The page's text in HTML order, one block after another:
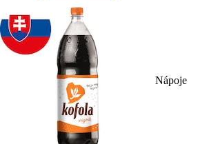
Nápoje